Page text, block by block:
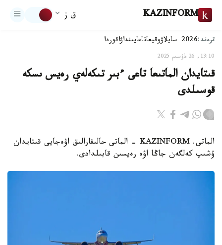
KAZINFORM ق ز
ترەند:2026-سايلاۋ وقيعاتاعايىنداۋاقوردا
13:10, 26 ماۋسىم 2025
قىتايدان الماتىعا تاعى ءبىر تىكەلەي رەيس ىسكە
قوسىلدى
الماتى. KAZINFORM - الماتى حالىقارالىق اۋەجايى قىتايدان
ۇشىپ كەلگەن جاڭا اۋە رەيسىن قابىلدادى.